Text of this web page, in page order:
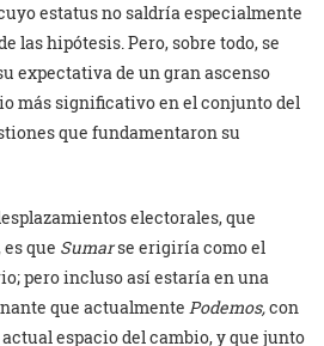
estatus no saldría especialmente
las hipótesis. Pero, sobre todo, se
expectativa de un gran ascenso
más significativo en el conjunto del
que fundamentaron su
electorales, que
que Sumarse erigiría como el
pero incluso así estaría en una
que actualmente Podemos,con
espacio del cambio, y que junto